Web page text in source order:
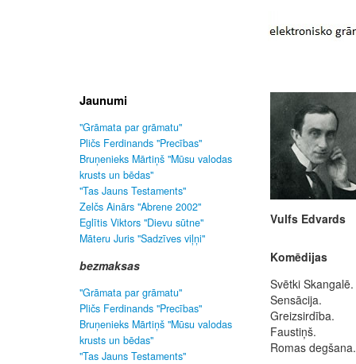
Jaunumi
"Grāmata par grāmatu"
Pličs Ferdinands "Precības"
Bruņenieks Mārtiņš "Mūsu valodas
krusts un bēdas"
"Tas Jauns Testaments"
Zelčs Ainārs "Abrene 2002"
Eglītis Viktors "Dievu sūtne"
Māteru Juris "Sadzīves viļņi"
bezmaksas
"Grāmata par grāmatu"
Pličs Ferdinands "Precības"
Bruņenieks Mārtiņš "Mūsu valodas
krusts un bēdas"
"Tas Jauns Testaments"
Vulfs Edvards
Komēdijas
Svētki Skangalē.
Sensācija.
Greizsirdība.
Faustiņš.
Romas degšana.